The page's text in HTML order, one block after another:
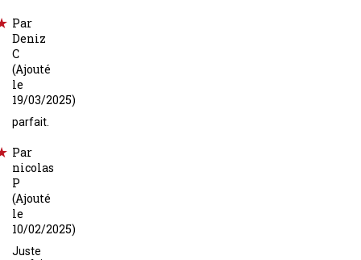
Par
Deniz
C
(Ajouté
le
19/03/2025)
parfait.
Par
nicolas
P
(Ajouté
le
10/02/2025)
Juste